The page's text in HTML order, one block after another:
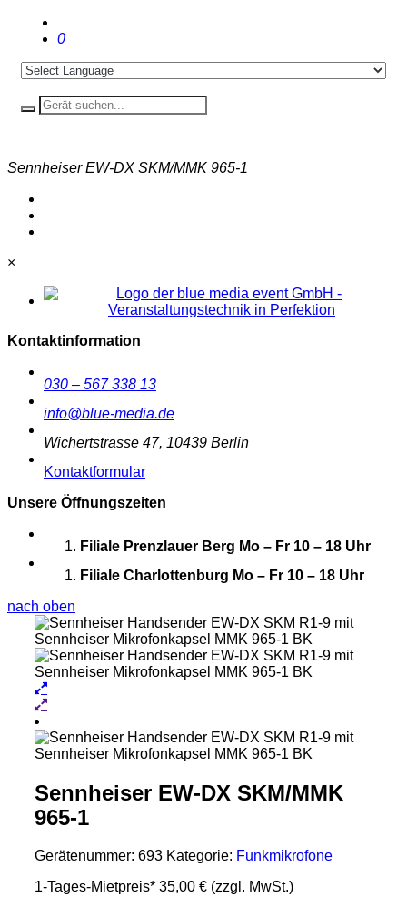
0
Sennheiser EW-DX SKM/MMK 965-1
×
Kontaktinformation
030 – 567 338 13
info@blue-media.de
Wichertstrasse 47, 10439 Berlin
Kontaktformular
Unsere Öffnungszeiten
Filiale Prenzlauer Berg Mo – Fr 10 – 18 Uhr
Filiale Charlottenburg Mo – Fr 10 – 18 Uhr
nach oben
Sennheiser EW-DX SKM/MMK
965-1
Gerätenummer: 693 Kategorie: Funkmikrofone
1-Tages-Mietpreis* 35,00 € (zzgl. MwSt.)